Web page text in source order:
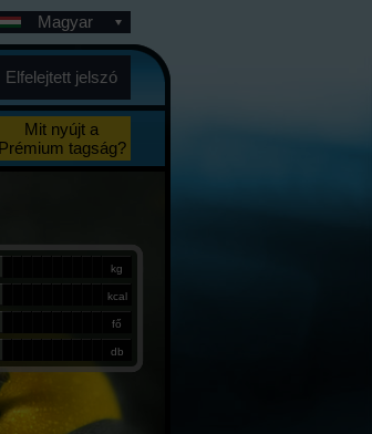
Magyar
Elfelejtett jelszó
Mit nyújt a
Prémium tagság?
kg
kcal
fő
db